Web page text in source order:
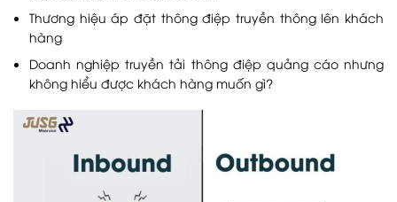
Thương hiệu áp đặt thông điệp truyền thông lên khách
hàng
Doanh nghiệp truyền tải thông điệp quảng cáo nhưng
không hiểu được khách hàng muốn gì?